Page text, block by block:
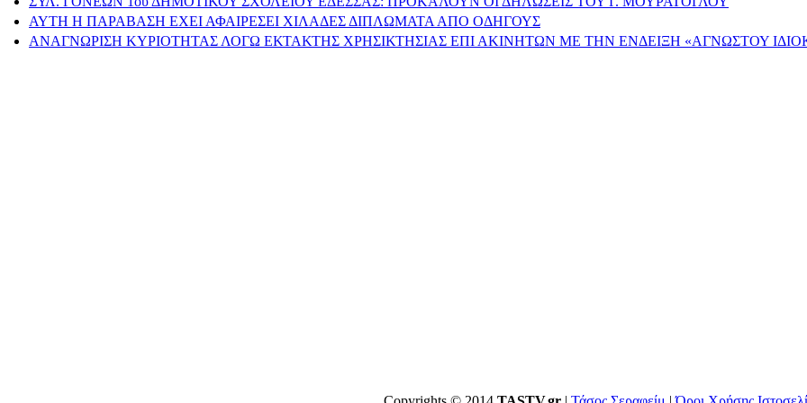
ΑΥΤΗ Η ΠΑΡΑΒΑΣΗ ΕΧΕΙ ΑΦΑΙΡΕΣΕΙ ΧΙΛΑΔΕΣ ΔΙΠΛΩΜΑΤΑ ΑΠΟ ΟΔΗΓΟΥΣ
ΑΝΑΓΝΩΡΙΣΗ ΚΥΡΙΟΤΗΤΑΣ ΛΟΓΩ ΕΚΤΑΚΤΗΣ ΧΡΗΣΙΚΤΗΣΙΑΣ ΕΠΙ ΑΚΙΝΗΤΩΝ ΜΕ ΤΗΝ ΕΝΔΕΙΞΗ «ΑΓΝΩΣΤΟΥ